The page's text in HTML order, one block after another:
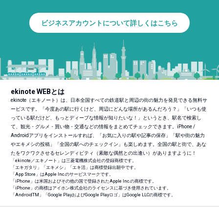
ビジネスアカウントについて詳しくはこちら
ekinote WEBとは
ekinote（エキノート）は、日本全国すべての鉄道駅と周辺の街の魅力を発見できる無料サ
ービスです。「今度あの駅に行くけど、周辺にどんな場所があるんだろう？」「いつも使
っている駅だけど、もっとディープな情報が知りたいな！」というとき、駅名で検索し
て、観光・グルメ・買い物・交通などの情報をまとめてチェックできます。iPhone /
Androidアプリをインストールすれば、「お気に入りの駅や記事の保存」「駅や街の魅力
やエキメシの投稿」「全国の駅へのチェックイン」も楽しめます。全国の駅と街で、あな
たをワクワクさせるセレンディピティ（素敵な偶然との出逢い）がありますように！
「ekinote／エキノート」は三菱電機株式会社の登録商標です。
「エキガタリ」「エキメシ」「エキ活」は商標登録出願中です。
「App Store」はApple Inc.のサービスマークです。
「iPhone」は米国およびその他の国で登録されたApple Inc.の商標です。
「iPhone」の商標はアイホン株式会社のライセンスに基づき使用されています。
「AndroidTM 」「Google PlayおよびGoogle Playロゴ」はGoogle LLCの商標です。